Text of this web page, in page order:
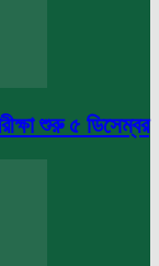
শুরু ৫ ডিসেম্বর